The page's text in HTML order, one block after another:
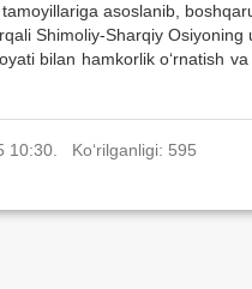
asoslanib,
Shimoliy-Sharqiy Osiyoning
bilan hamkorlik o‘rnatish
10:30. Ko‘rilganligi: 595